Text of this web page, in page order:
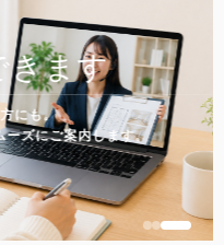
す
。
ご案内します。